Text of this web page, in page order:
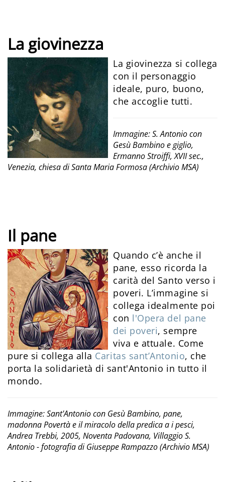
La giovinezza
La giovinezza si collega
con il personaggio
ideale, puro, buono,
che accoglie tutti.
Immagine: S. Antonio con
Gesù Bambino e giglio,
Ermanno Stroiffi, XVII sec.,
Venezia, chiesa di Santa Maria Formosa (Archivio MSA)
Il pane
Quando c’è anche il
pane, esso ricorda la
carità del Santo verso i
poveri. L’immagine si
collega idealmente poi
con l'Opera del pane
dei poveri, sempre
viva e attuale. Come
pure si collega alla Caritas sant’Antonio, che
porta la solidarietà di sant'Antonio in tutto il
mondo.
Immagine: Sant'Antonio con Gesù Bambino, pane,
madonna Povertà e il miracolo della predica a i pesci,
Andrea Trebbi, 2005, Noventa Padovana, Villaggio S.
Antonio - fotografia di Giuseppe Rampazzo (Archivio MSA)